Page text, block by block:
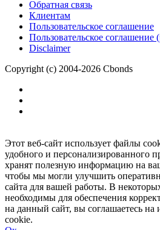
Размещение рекламы
Обратная связь
Пользовательское соглашение
Copyright (c) 2004-2026 Cbonds
Этот веб-сайт использует файлы
удобного и персонализированного
хранят полезную информацию на
чтобы мы могли улучшить